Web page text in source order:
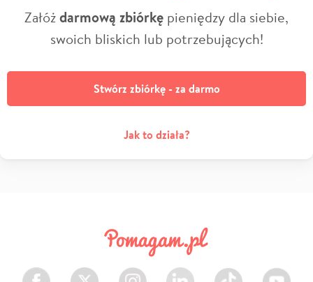
Załóżdarmową zbiórkę pieniędzy dla siebie,
swoich bliskich lub potrzebujących!
Stwórz zbiórkę - za darmo
Jak to działa?
Facebook Twitter Instagram LinkedIn TikTok Youtube